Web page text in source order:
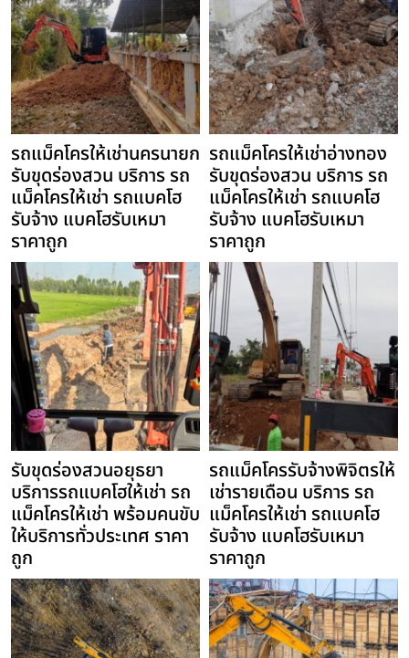
รถแม็คโครให้เช่านครนายก
รับขุดร่องสวน บริการ รถ
แม็คโครให้เช่า รถแบคโฮ
รับจ้าง แบคโฮรับเหมา
ราคาถูก
รถแม็คโครให้เช่าอ่างทอง
รับขุดร่องสวน บริการ รถ
แม็คโครให้เช่า รถแบคโฮ
รับจ้าง แบคโฮรับเหมา
ราคาถูก
รับขุดร่องสวนอยุธยา
บริการรถแบคโฮให้เช่า รถ
แม็คโครให้เช่า พร้อมคนขับ
ให้บริการทั่วประเทศ ราคา
ถูก
รถแม็คโครรับจ้างพิจิตรให้
เช่ารายเดือน บริการ รถ
แม็คโครให้เช่า รถแบคโฮ
รับจ้าง แบคโฮรับเหมา
ราคาถูก